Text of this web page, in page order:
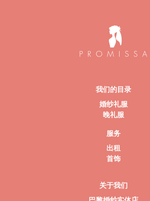
我们的目录
婚纱礼服
晚礼服
服务
出租
首饰
关于我们